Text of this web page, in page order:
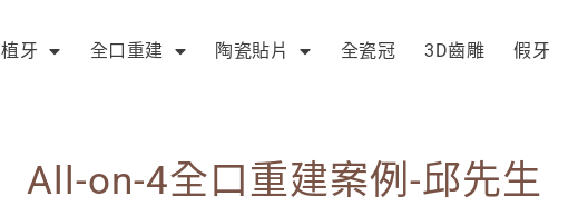
植牙 全口重建 陶瓷貼片 全瓷冠 3D齒雕 假牙
All-on-4全口重建案例-邱先生